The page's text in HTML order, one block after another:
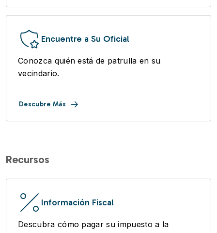
Encuentre a Su Oficial
Conozca quién está de patrulla en su
vecindario.
Descubre Más
Recursos
Información Fiscal
Descubra cómo pagar su impuesto a la